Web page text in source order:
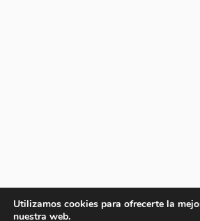
Utilizamos cookies para ofrecerte la
nuestra web.